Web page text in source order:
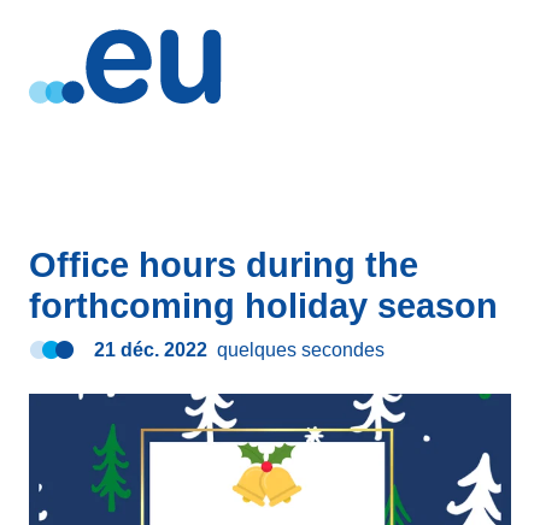
Office hours during the
forthcoming holiday season
21 déc. 2022 quelques secondes